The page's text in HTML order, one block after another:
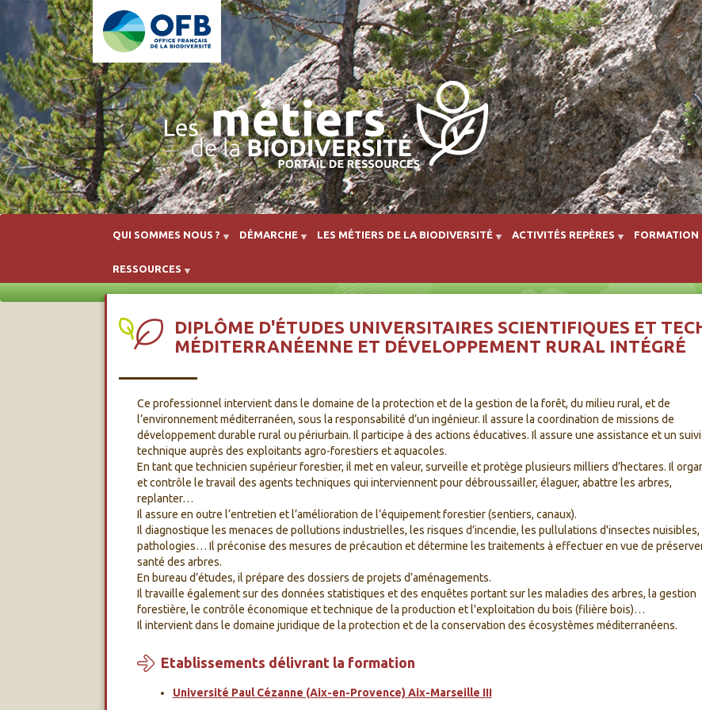
Aller au contenu principal
QUI SOMMES NOUS ? DÉMARCHE LES MÉTIERS DE LA BIODIVERSITÉ ACTIVITÉS REPÈRES FORMATION
RESSOURCES
DIPLÔME D'ÉTUDES UNIVERSITAIRES SCIENTIFIQUES ET
MÉDITERRANÉENNE ET DÉVELOPPEMENT RURAL INTÉGRÉ
Ce professionnel intervient dans le domaine de la protection et de la gestion de la forêt, du milieu rural, et de
l’environnement méditerranéen, sous la responsabilité d’un ingénieur. Il assure la coordination de missions de
développement durable rural ou périurbain. Il participe à des actions éducatives. Il assure une assistance et un suivi
technique auprès des exploitants agro-forestiers et aquacoles.
En tant que technicien supérieur forestier, il met en valeur, surveille et protège plusieurs milliers d’hectares. Il
et contrôle le travail des agents techniques qui interviennent pour débroussailler, élaguer, abattre les arbres,
replanter…
Il assure en outre l’entretien et l’amélioration de l’équipement forestier (sentiers, canaux).
Il diagnostique les menaces de pollutions industrielles, les risques d’incendie, les pullulations d'insectes nuisibles,
pathologies… Il préconise des mesures de précaution et détermine les traitements à effectuer en vue de
santé des arbres.
En bureau d’études, il prépare des dossiers de projets d’aménagements.
Il travaille également sur des données statistiques et des enquêtes portant sur les maladies des arbres, la gestion
forestière, le contrôle économique et technique de la production et l'exploitation du bois (filière bois)…
Il intervient dans le domaine juridique de la protection et de la conservation des écosystèmes méditerranéens.
Etablissements délivrant la formation
Université Paul Cézanne (Aix-en-Provence) Aix-Marseille III